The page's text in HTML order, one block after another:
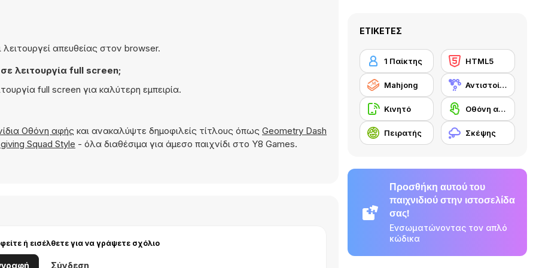
απευθείας στον browser.
λειτουργία full screen;
full screen για καλύτερη εμπειρία.
Οθόνη αφής και ανακαλύψτε δημοφιλείς τίτλους όπως Geometry Dash
Squad Style - όλα διαθέσιμα για άμεσο παιχνίδι στο Y8 Games.
ή εισέλθετε για να γράψετε σχόλιο
Σύνδεση
ΕΤΙΚΈΤΕΣ
1 Παίκτης HTML5
Mahjong Αντιστοίχιση
Κινητό Οθόνη αφής
Πειρατής Σκέψης
Προσθήκη αυτού του
παιχνιδιού στην ιστοσελίδα
σας!
Ενσωματώνοντας τον απλό
κώδικα